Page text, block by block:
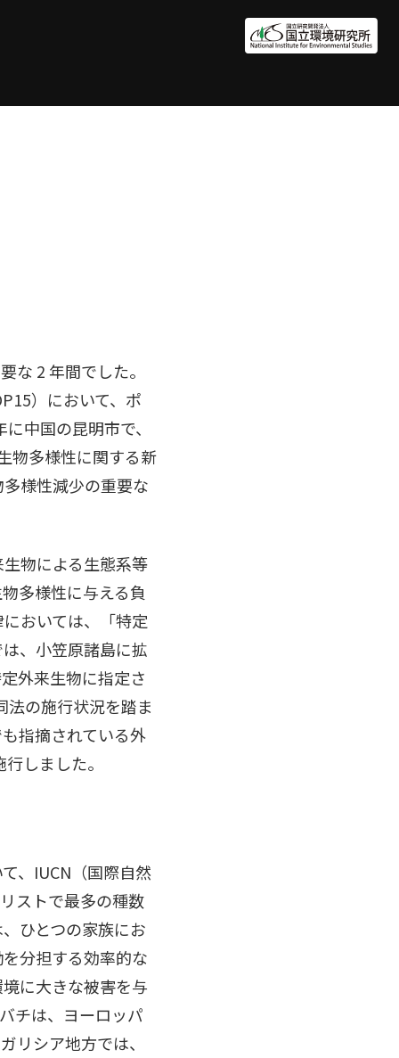
な 2 年間でした。
）において、ポ
中国の昆明市で、
物多様性に関する新
様性減少の重要な
物による生態系等
多様性に与える負
おいては、「特定
、小笠原諸島に拡
外来生物に指定さ
法の施行状況を踏ま
指摘されている外
しました。
、IUCN（国際自然
ストで最多の種数
ひとつの家族にお
分担する効率的な
に大きな被害を与
チは、ヨーロッパ
リシア地方では、